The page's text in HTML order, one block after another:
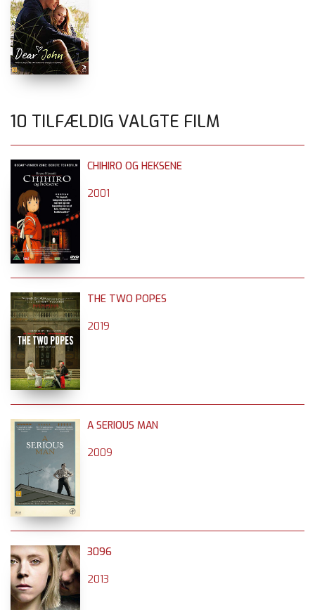
10 TILFÆLDIG VALGTE FILM
CHIHIRO OG HEKSENE
2001
THE TWO POPES
2019
A SERIOUS MAN
2009
3096
2013